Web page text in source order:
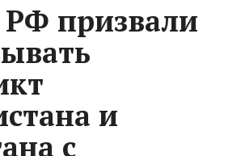
призвали
и
с